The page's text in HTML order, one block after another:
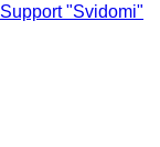
Support "Svidomi"